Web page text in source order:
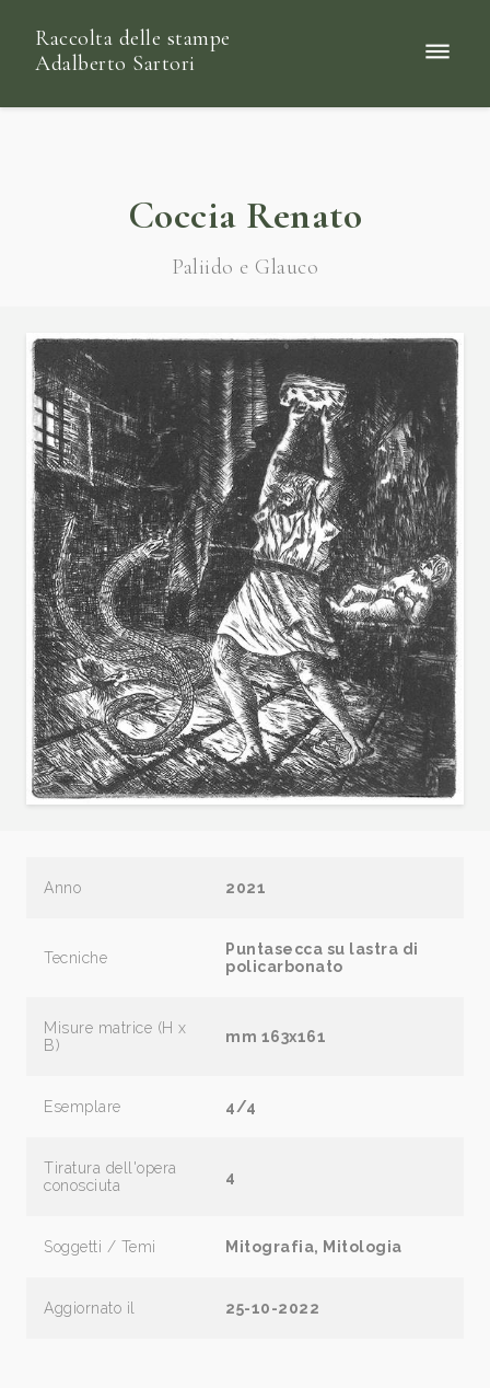
Raccolta delle stampe
Adalberto Sartori
Coccia Renato
Paliido e Glauco
Anno 2021
Tecniche
Puntasecca su lastra di
policarbonato
Misure matrice (H x
B)
mm 163x161
Esemplare 4/4
Tiratura dell'opera
conosciuta
4
Soggetti / Temi Mitografia, Mitologia
Aggiornato il 25-10-2022